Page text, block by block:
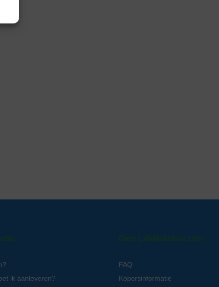
ik aanleveren?
Over LabMakelaar.com
FAQ
Kopersinformatie